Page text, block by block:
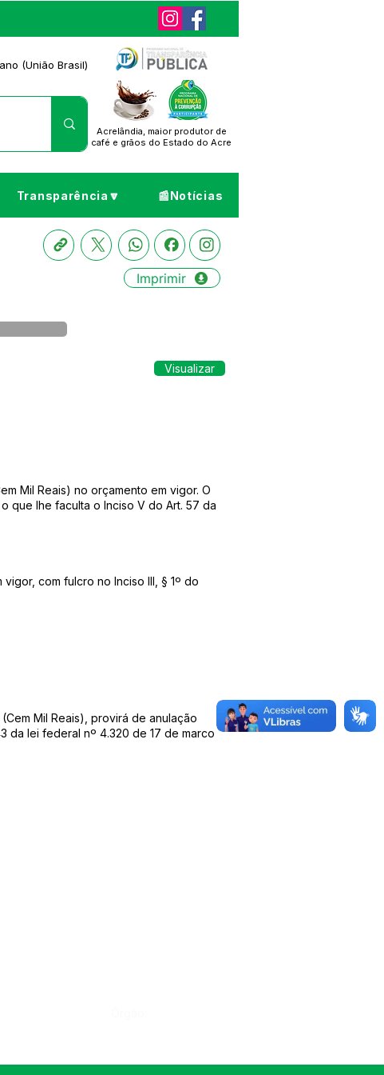
(União Brasil)
Acrelândia, maior produtor de
café e grãos do Estado do Acre
Transparência🔽 📰Notícias
Imprimir
Visualizar
Mil Reais) no orçamento em vigor. O
o que lhe faculta o Inciso V do Art. 57 da
com fulcro no Inciso III, § 1º do
Mil Reais), provirá de anulação
da lei federal nº 4.320 de 17 de marco